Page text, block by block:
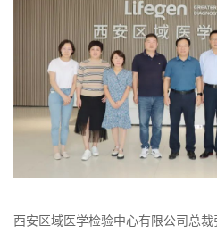
西安区域医学检验中心有限公司总